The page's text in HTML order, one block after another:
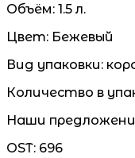
Объём: 1.5 л.
Цвет: Бежевый
Вид упаковки:
Количество в
Наши
OST: 696